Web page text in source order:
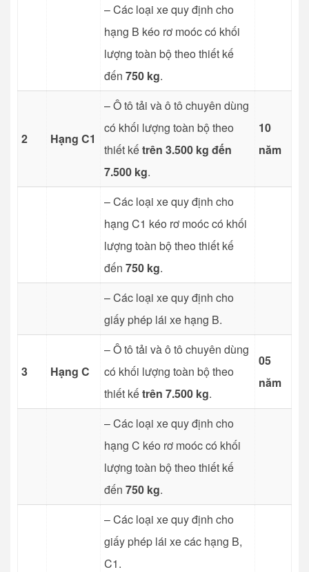
– Các loại xe quy định cho
hạng B kéo rơ moóc có khối
lượng toàn bộ theo thiết kế
đến 750 kg.
2 Hạng C1
– Ô tô tải và ô tô chuyên dùng
có khối lượng toàn bộ theo
thiết kếtrên 3.500 kg đến
7.500 kg.
10
năm
– Các loại xe quy định cho
hạng C1 kéo rơ moóc có khối
lượng toàn bộ theo thiết kế
đến 750 kg.
– Các loại xe quy định cho
giấy phép lái xe hạng B.
3 Hạng C
– Ô tô tải và ô tô chuyên dùng
có khối lượng toàn bộ theo
thiết kếtrên 7.500 kg.
05
năm
– Các loại xe quy định cho
hạng C kéo rơ moóc có khối
lượng toàn bộ theo thiết kế
đến 750 kg.
– Các loại xe quy định cho
giấy phép lái xe các hạng B,
C1.